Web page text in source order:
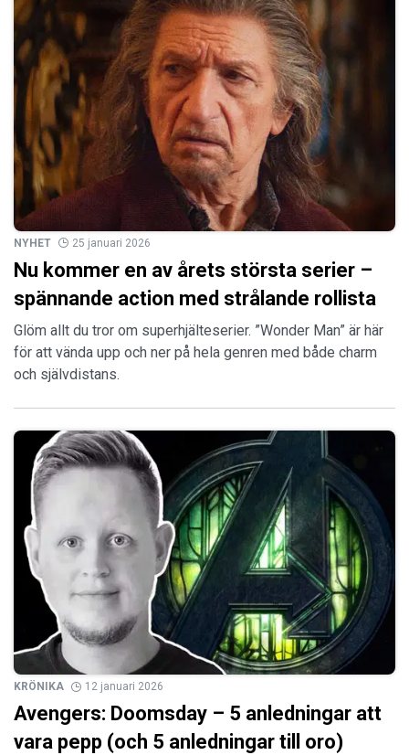
NYHET 25 januari 2026
Nu kommer en av årets största serier –
spännande action med strålande rollista
Glöm allt du tror om superhjälteserier. ”Wonder Man” är här
för att vända upp och ner på hela genren med både charm
och självdistans.
KRÖNIKA 12 januari 2026
Avengers: Doomsday – 5 anledningar att
vara pepp (och 5 anledningar till oro)